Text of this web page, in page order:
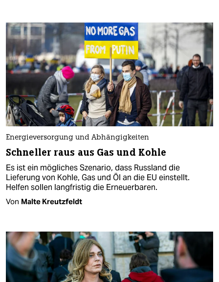
Energieversorgung und Abhängigkeiten
Schneller raus aus Gas und Kohle
Es ist ein mögliches Szenario, dass Russland die
Lieferung von Kohle, Gas und Öl an die EU einstellt.
Helfen sollen langfristig die Erneuerbaren.
Von Malte Kreutzfeldt